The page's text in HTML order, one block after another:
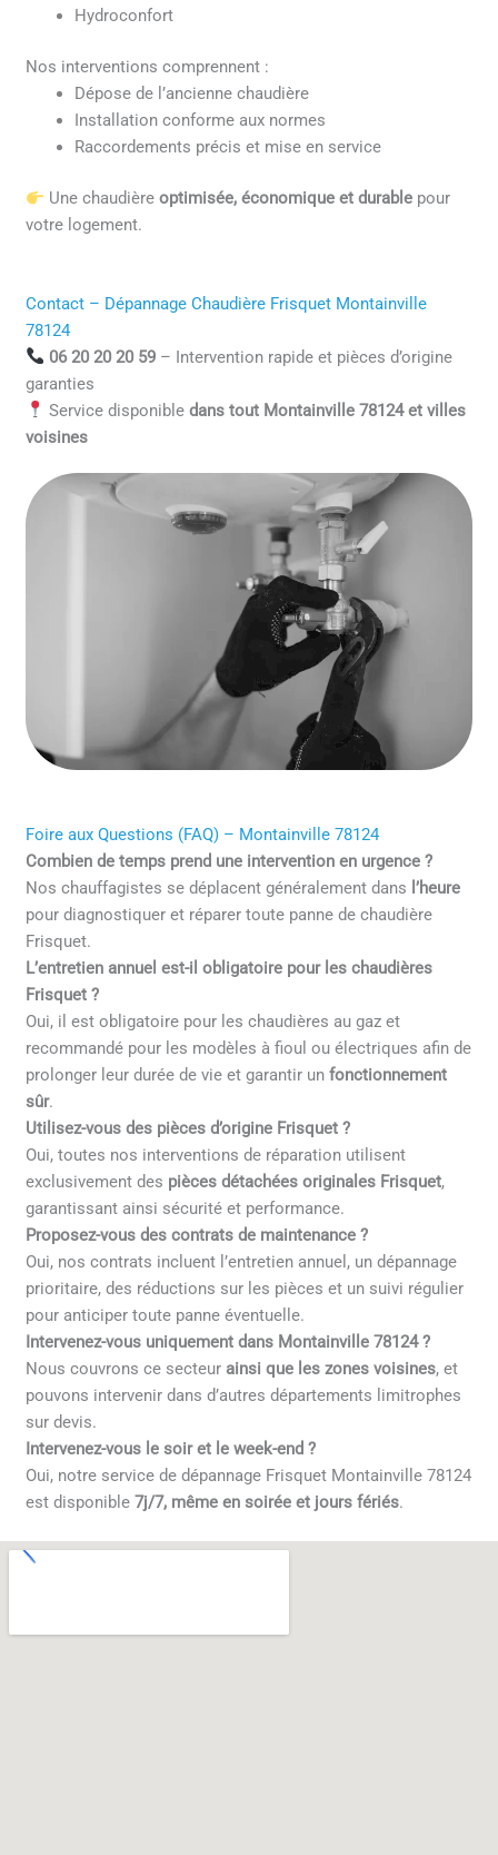
Hydroconfort
Nos interventions comprennent :
Dépose de l’ancienne chaudière
Installation conforme aux normes
Raccordements précis et mise en service
Une chaudière optimisée, économique et durablepour
votre logement.
Contact – Dépannage Chaudière Frisquet Montainville
78124
06 20 20 20 59– Intervention rapide et pièces d’origine
garanties
Service disponible dans tout Montainville 78124 et villes
voisines
Foire aux Questions (FAQ) – Montainville 78124
Combien de temps prend une intervention en urgence ?
Nos chauffagistes se déplacent généralement dans l’heure
pour diagnostiquer et réparer toute panne de chaudière
Frisquet.
L’entretien annuel est-il obligatoire pour les chaudières
Frisquet ?
Oui, il est obligatoire pour les chaudières au gaz et
recommandé pour les modèles à fioul ou électriques afin de
prolonger leur durée de vie et garantir unfonctionnement
sûr.
Utilisez-vous des pièces d’origine Frisquet ?
Oui, toutes nos interventions de réparation utilisent
exclusivement des pièces détachées originales Frisquet,
garantissant ainsi sécurité et performance.
Proposez-vous des contrats de maintenance ?
Oui, nos contrats incluent l’entretien annuel, un dépannage
prioritaire, des réductions sur les pièces et un suivi régulier
pour anticiper toute panne éventuelle.
Intervenez-vous uniquement dans Montainville 78124 ?
Nous couvrons ce secteur ainsi que les zones voisines, et
pouvons intervenir dans d’autres départements limitrophes
sur devis.
Intervenez-vous le soir et le week-end ?
Oui, notre service de dépannage Frisquet Montainville 78124
est disponible7j/7, même en soirée et jours fériés.